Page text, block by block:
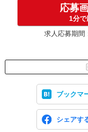
応募
1分
求人応募期間
ブックマ
シェアす